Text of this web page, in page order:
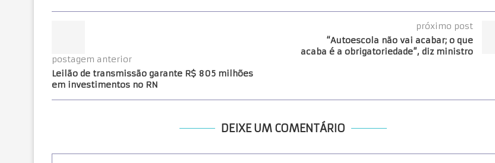
postagem anterior
Leilão de transmissão garante R$ 805 milhões
em investimentos no RN
próximo post
“Autoescola não vai acabar; o que
acaba é a obrigatoriedade”, diz ministro
DEIXE UM COMENTÁRIO